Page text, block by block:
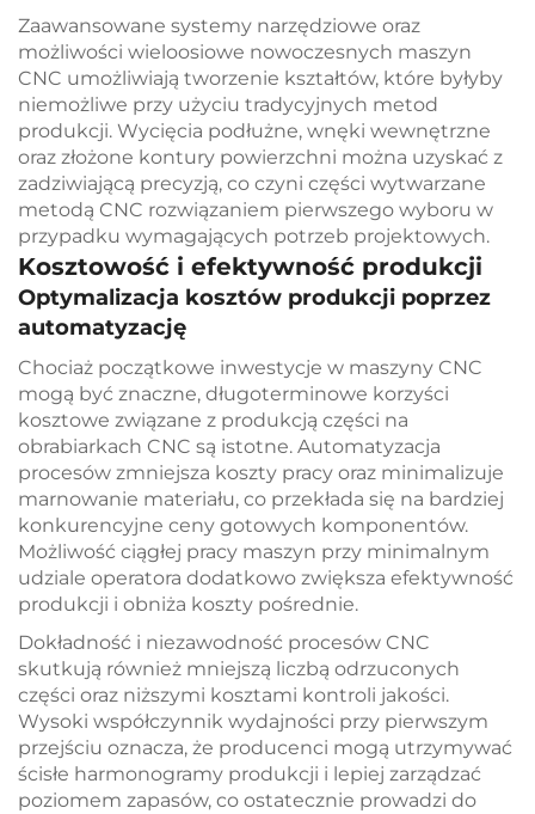
Zaawansowane systemy narzędziowe oraz
możliwości wieloosiowe nowoczesnych maszyn
CNC umożliwiają tworzenie kształtów, które byłyby
niemożliwe przy użyciu tradycyjnych metod
produkcji. Wycięcia podłużne, wnęki wewnętrzne
oraz złożone kontury powierzchni można uzyskać z
zadziwiającą precyzją, co czyni części wytwarzane
metodą CNC rozwiązaniem pierwszego wyboru w
przypadku wymagających potrzeb projektowych.
Kosztowość i efektywność produkcji
Optymalizacja kosztów produkcji poprzez
automatyzację
Chociaż początkowe inwestycje w maszyny CNC
mogą być znaczne, długoterminowe korzyści
kosztowe związane z produkcją części na
obrabiarkach CNC są istotne. Automatyzacja
procesów zmniejsza koszty pracy oraz minimalizuje
marnowanie materiału, co przekłada się na bardziej
konkurencyjne ceny gotowych komponentów.
Możliwość ciągłej pracy maszyn przy minimalnym
udziale operatora dodatkowo zwiększa efektywność
produkcji i obniża koszty pośrednie.
Dokładność i niezawodność procesów CNC
skutkują również mniejszą liczbą odrzuconych
części oraz niższymi kosztami kontroli jakości.
Wysoki współczynnik wydajności przy pierwszym
przejściu oznacza, że producenci mogą utrzymywać
ścisłe harmonogramy produkcji i lepiej zarządzać
poziomem zapasów, co ostatecznie prowadzi do